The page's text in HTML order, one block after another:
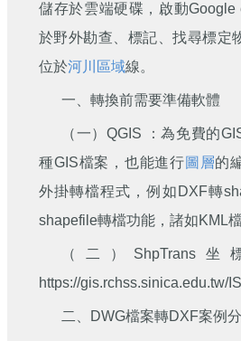
儲存於雲端硬碟，啟動Google
於野外勘查、標記、找尋標定
位於河川區域線。
一、轉換前需要準備軟體
（一）QGIS ：為免費的
種GIS檔案，也能進行圖層的
外掛轉檔程式，例如DXF轉
shapefile轉檔功能，諸如KML檔
（二）ShpTrans
https://gis.rchss.sinica.edu.tw/
二、DWG檔案轉DXF案例